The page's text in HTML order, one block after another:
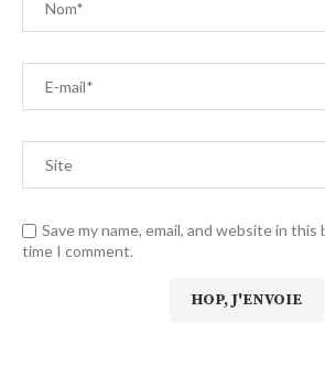
Save my name, email, and website in
time I comment.